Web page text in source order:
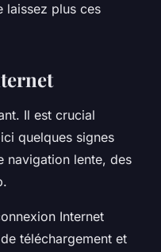
laissez plus ces
Il est crucial
quelques signes
navigation lente, des
Internet
téléchargement et